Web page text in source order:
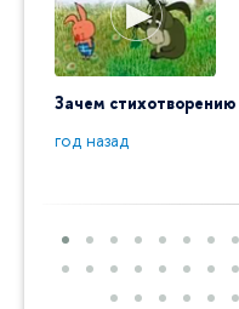
Зачем стихотворению
год назад